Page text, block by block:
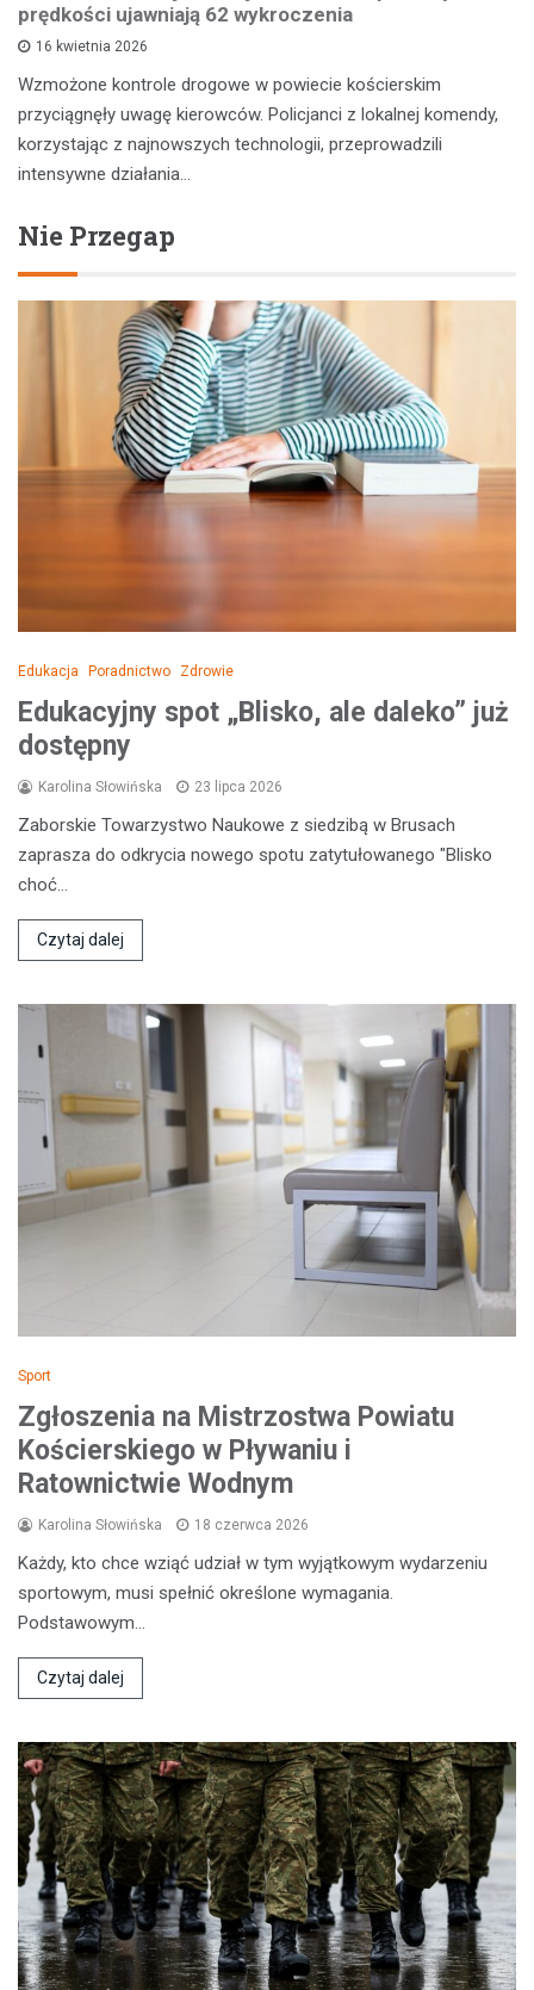
prędkości ujawniają 62 wykroczenia
16 kwietnia 2026
Wzmożone kontrole drogowe w powiecie kościerskim
przyciągnęły uwagę kierowców. Policjanci z lokalnej komendy,
korzystając z najnowszych technologii, przeprowadzili
intensywne działania…
Nie Przegap
Edukacja Poradnictwo Zdrowie
Edukacyjny spot „Blisko, ale daleko” już
dostępny
Karolina Słowińska 23 lipca 2026
Zaborskie Towarzystwo Naukowe z siedzibą w Brusach
zaprasza do odkrycia nowego spotu zatytułowanego "Blisko
choć…
Czytaj dalej
Sport
Zgłoszenia na Mistrzostwa Powiatu
Kościerskiego w Pływaniu i
Ratownictwie Wodnym
Karolina Słowińska 18 czerwca 2026
Każdy, kto chce wziąć udział w tym wyjątkowym wydarzeniu
sportowym, musi spełnić określone wymagania.
Podstawowym…
Czytaj dalej